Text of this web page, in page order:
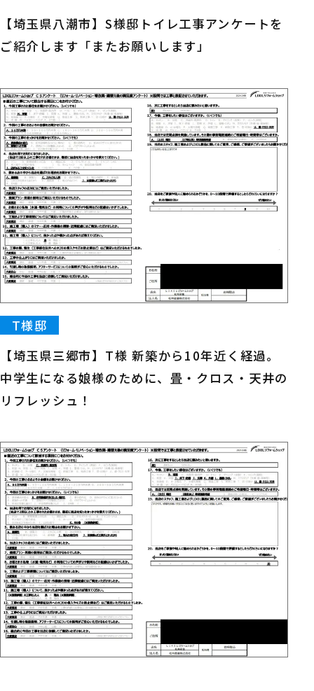
【埼玉県八潮市】S様邸トイレ工事アンケートを
ご紹介します「またお願いします」
T様邸
【埼玉県三郷市】T様 新築から10年近く経過。
中学生になる娘様のために、畳・クロス・天井の
リフレッシュ！